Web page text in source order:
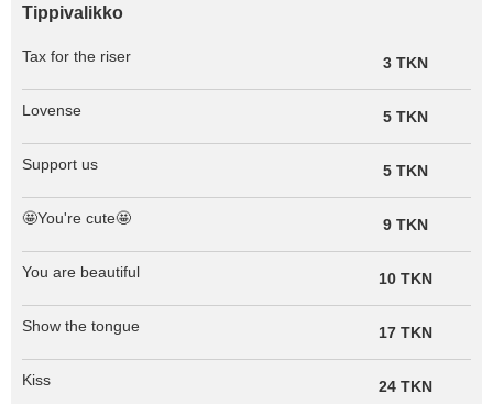
Tippivalikko
Tax for the riser 3 TKN
Lovense 5 TKN
Support us 5 TKN
🤩You're cute🤩 9 TKN
You are beautiful 10 TKN
Show the tongue 17 TKN
Kiss 24 TKN